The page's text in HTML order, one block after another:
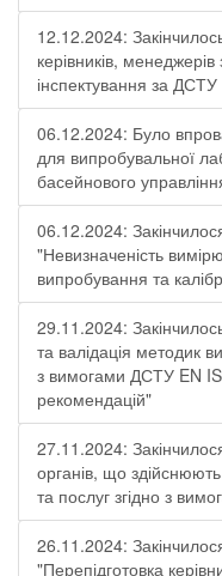
12.12.2024:
керівників, менеджерів
інспектування за
06.12.2024: Було
для випробувальної
басейнового
06.12.2024:
"Невизначеність
випробування та
29.11.2024:
та валідація методик
з вимогами ДСТУ EN
рекомендацій"
27.11.2024:
органів, що
та послуг згідно з
26.11.2024:
"Перепідготовка